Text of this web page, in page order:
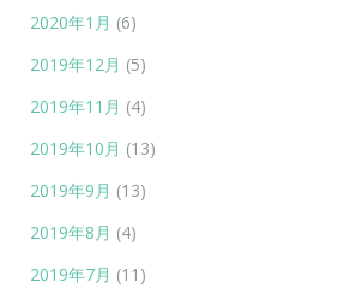
2020年1月 (6)
2019年12月 (5)
2019年11月 (4)
2019年10月 (13)
2019年9月 (13)
2019年8月 (4)
2019年7月 (11)